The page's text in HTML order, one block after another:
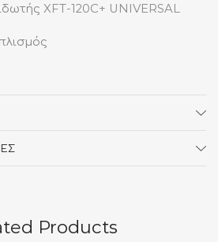
XFT-120C+ UNIVERSAL
Products